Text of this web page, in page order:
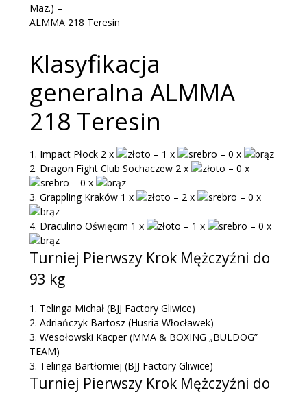
Maz.) –
ALMMA 218 Teresin
Klasyfikacja
generalna ALMMA
218 Teresin
1. Impact Płock 2 x – 1 x
– 0 x
2. Dragon Fight Club Sochaczew 2 x
– 0 x
– 0 x
3. Grappling Kraków 1 x – 2 x – 0 x
4. Draculino Oświęcim 1 x – 1 x – 0 x
Turniej Pierwszy Krok Mężczyźni do
93 kg
1. Telinga Michał (BJJ Factory Gliwice)
2. Adriańczyk Bartosz (Husria Włocławek)
3. Wesołowski Kacper(MMA & BOXING „BULDOG”
TEAM)
3. Telinga Bartłomiej (BJJ Factory Gliwice)
Turniej Pierwszy Krok Mężczyźni do